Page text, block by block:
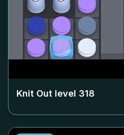
Knit Out level 318